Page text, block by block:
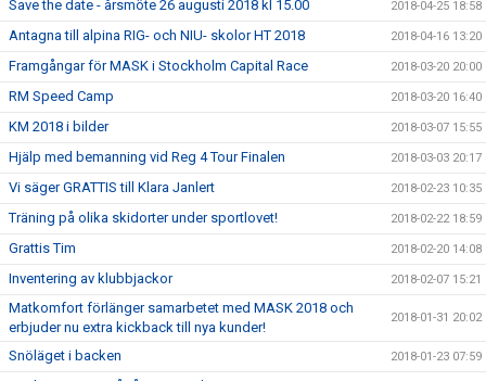
Save the date - årsmöte 26 augusti 2018 kl 15.00 2018-04-25 18:58
Antagna till alpina RIG- och NIU- skolor HT 2018 2018-04-16 13:20
Framgångar för MASK i Stockholm Capital Race 2018-03-20 20:00
RM Speed Camp 2018-03-20 16:40
KM 2018 i bilder 2018-03-07 15:55
Hjälp med bemanning vid Reg 4 Tour Finalen 2018-03-03 20:17
Vi säger GRATTIS till Klara Janlert 2018-02-23 10:35
Träning på olika skidorter under sportlovet! 2018-02-22 18:59
Grattis Tim 2018-02-20 14:08
Inventering av klubbjackor 2018-02-07 15:21
Matkomfort förlänger samarbetet med MASK 2018 och
erbjuder nu extra kickback till nya kunder!
2018-01-31 20:02
Snöläget i backen 2018-01-23 07:59